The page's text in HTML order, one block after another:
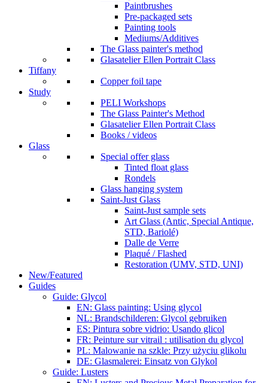
Paintbrushes
Pre-packaged sets
Painting tools
Mediums/Additives
The Glass painter's method
Glasatelier Ellen Portrait Class
Tiffany
Copper foil tape
Study
PELI Workshops
The Glass Painter's Method
Glasatelier Ellen Portrait Class
Books / videos
Glass
Special offer glass
Tinted float glass
Rondels
Glass hanging system
Saint-Just Glass
Saint-Just sample sets
Art Glass (Antic, Special Antique,
STD, Bariolé)
Dalle de Verre
Plaqué / Flashed
Restoration (UMV, STD, UNI)
New/Featured
Guides
Guide: Glycol
EN: Glass painting: Using glycol
NL: Brandschilderen: Glycol gebruiken
ES: Pintura sobre vidrio: Usando glicol
FR: Peinture sur vitrail : utilisation du glycol
PL: Malowanie na szkle: Przy użyciu glikolu
DE: Glasmalerei: Einsatz von Glykol
Guide: Lusters